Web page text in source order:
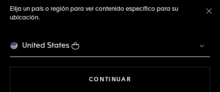
Elija un país o región para ver contenido específico para su
ubicación.
United States
CONTINUAR